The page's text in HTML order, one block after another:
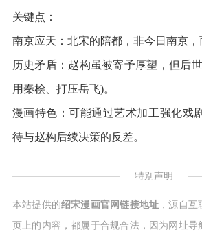
关键点：
南京应天：北宋的陪都，非今日南京，
历史矛盾：赵构虽被寄予厚望，但后
用秦桧、打压岳飞)。
漫画特色：可能通过艺术加工强化戏
待与赵构后续决策的反差。
特别声明
本站提供的绍宋漫画官网链接地址 ，源自
页上的内容，都属于合规合法，因为网址导